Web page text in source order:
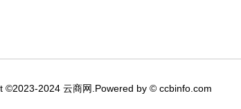
©2023-2024 云商网.Powered by © ccbinfo.com